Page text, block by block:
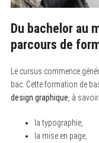
Du bachelor au
parcours de
Le cursus commence
bac. Cette formation de
design graphique , à
la typographie,
la mise en page,